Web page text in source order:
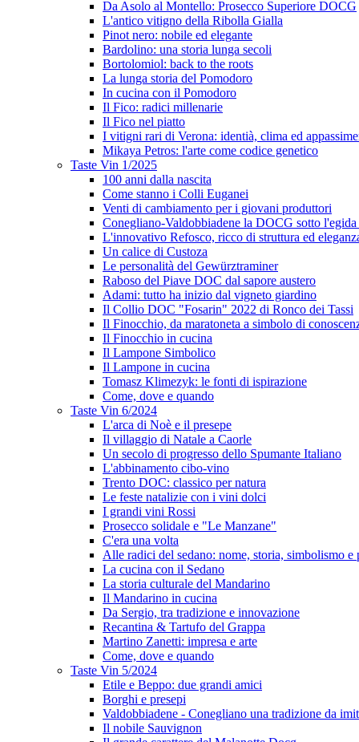
Da Asolo al Montello: Prosecco Superiore DOCG
L'antico vitigno della Ribolla Gialla
Pinot nero: nobile ed elegante
Bardolino: una storia lunga secoli
Bortolomiol: back to the roots
La lunga storia del Pomodoro
In cucina con il Pomodoro
Il Fico: radici millenarie
Il Fico nel piatto
I vitigni rari di Verona: identià, clima ed
Mikaya Petros: l'arte come codice genetico
Taste Vin 1/2025
100 anni dalla nascita
Come stanno i Colli Euganei
Venti di cambiamento per i giovani produttori
Conegliano-Valdobbiadene la DOCG sotto
L'innovativo Refosco, ricco di struttura ed
Un calice di Custoza
Le personalità del Gewürztraminer
Raboso del Piave DOC dal sapore austero
Adami: tutto ha inizio dal vigneto giardino
Il Collio DOC "Fosarin" 2022 di Ronco dei Tassi
Il Finocchio, da maratoneta a simbolo di
Il Finocchio in cucina
Il Lampone Simbolico
Il Lampone in cucina
Tomasz Klimezyk: le fonti di ispirazione
Come, dove e quando
Taste Vin 6/2024
L'arca di Noè e il presepe
Il villaggio di Natale a Caorle
Un secolo di progresso dello Spumante Italiano
L'abbinamento cibo-vino
Trento DOC: classico per natura
Le feste natalizie con i vini dolci
I grandi vini Rossi
Prosecco solidale e "Le Manzane"
C'era una volta
Alle radici del sedano: nome, storia, simbolismo e
La cucina con il Sedano
La storia culturale del Mandarino
Il Mandarino in cucina
Da Sergio, tra tradizione e innovazione
Recantina & Tartufo del Grappa
Martino Zanetti: impresa e arte
Come, dove e quando
Taste Vin 5/2024
Etile e Beppo: due grandi amici
Borghi e presepi
Valdobbiadene - Conegliano una tradizione da
Il nobile Sauvignon